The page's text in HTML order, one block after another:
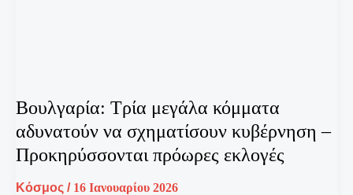
Βουλγαρία: Τρία μεγάλα κόμματα
αδυνατούν να σχηματίσουν κυβέρνηση –
Προκηρύσσονται πρόωρες εκλογές
Κόσμος / 16 Ιανουαρίου 2026